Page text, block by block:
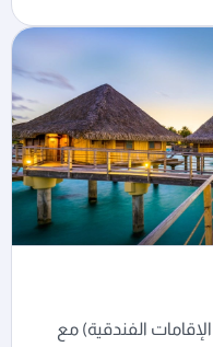
الفندقية) مع